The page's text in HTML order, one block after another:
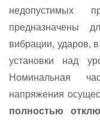
недопустимых
предназначены
вибрации, ударов,
установки над
Номинальная
напряжения
полностью